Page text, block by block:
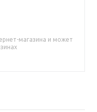
магазина и может